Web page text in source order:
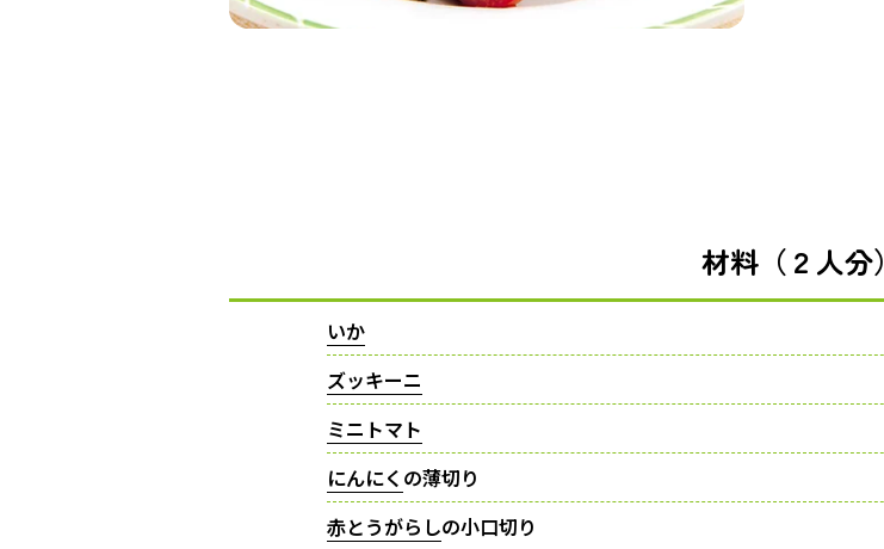
材料（２人分）
いか
ズッキーニ
ミニトマト
にんにく の薄切り
赤とうがらしの小口切り